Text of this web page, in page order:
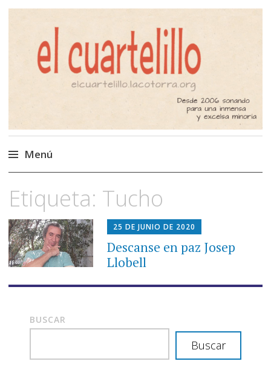
El Cuartelillo
Programa de radio de música
independiente. Podcast
Menú
al
contenido
Etiqueta: Tucho
25 DE JUNIO DE 2020
Descanse en paz Josep
Llobell
BUSCAR
Buscar